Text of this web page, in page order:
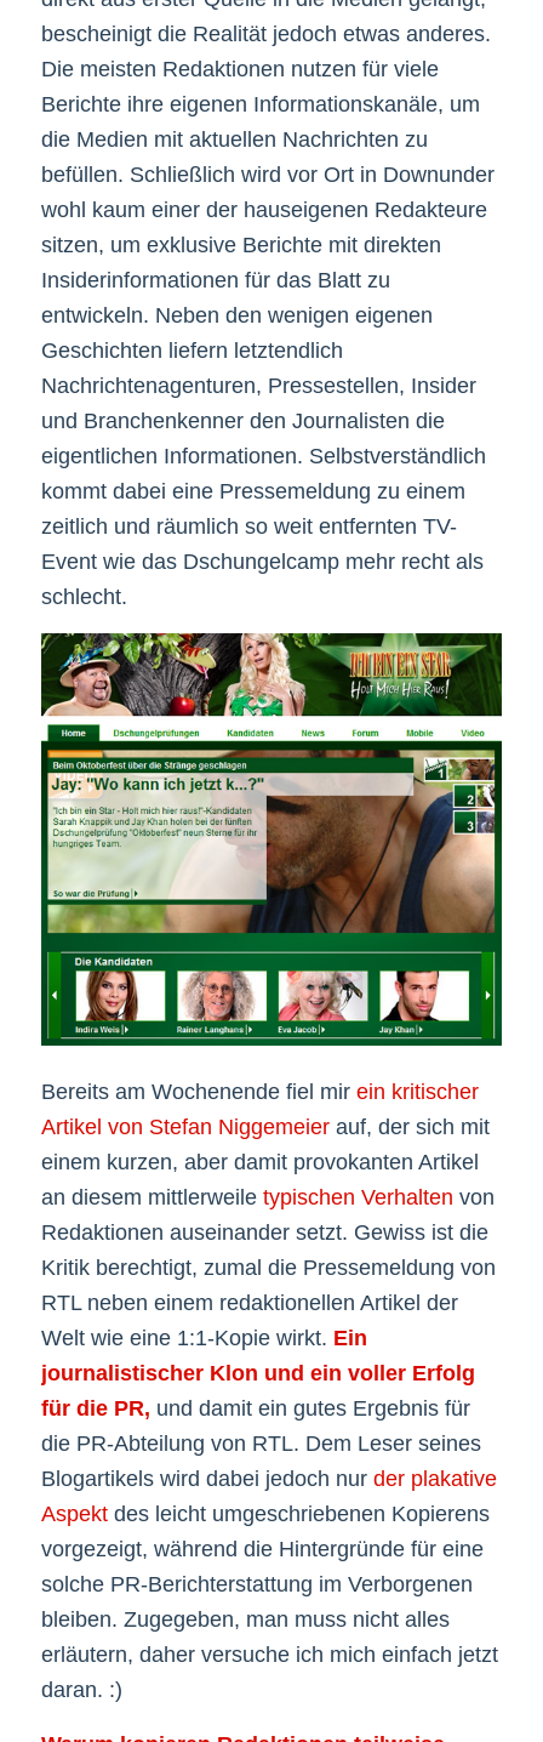
bescheinigt die Realität jedoch etwas anderes.
Die meisten Redaktionen nutzen für viele
Berichte ihre eigenen Informationskanäle, um
die Medien mit aktuellen Nachrichten zu
befüllen. Schließlich wird vor Ort in Downunder
wohl kaum einer der hauseigenen Redakteure
sitzen, um exklusive Berichte mit direkten
Insiderinformationen für das Blatt zu
entwickeln. Neben den wenigen eigenen
Geschichten liefern letztendlich
Nachrichtenagenturen, Pressestellen, Insider
und Branchenkenner den Journalisten die
eigentlichen Informationen. Selbstverständlich
kommt dabei eine Pressemeldung zu einem
zeitlich und räumlich so weit entfernten TV-
Event wie das Dschungelcamp mehr recht als
schlecht.
Bereits am Wochenende fiel mir ein kritischer
Artikel von Stefan Niggemeierauf, der sich mit
einem kurzen, aber damit provokanten Artikel
an diesem mittlerweile typischen Verhalten von
Redaktionen auseinander setzt. Gewiss ist die
Kritik berechtigt, zumal die Pressemeldung von
RTL neben einem redaktionellen Artikel der
Welt wie eine 1:1-Kopie wirkt. Ein
journalistischer Klon und ein voller Erfolg
für die PR, und damit ein gutes Ergebnis für
die PR-Abteilung von RTL. Dem Leser seines
Blogartikels wird dabei jedoch nur der plakative
Aspektdes leicht umgeschriebenen Kopierens
vorgezeigt, während die Hintergründe für eine
solche PR-Berichterstattung im Verborgenen
bleiben. Zugegeben, man muss nicht alles
erläutern, daher versuche ich mich einfach jetzt
daran. :)